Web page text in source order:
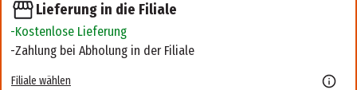
Lieferung in die Filiale
Kostenlose Lieferung
Zahlung bei Abholung in der Filiale
Filiale wählen